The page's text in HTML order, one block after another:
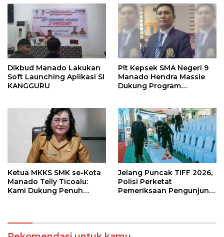
Dikbud Manado Lakukan
Soft Launching Aplikasi SI
KANGGURU
Plt Kepsek SMA Negeri 9
Manado Hendra Massie
Dukung Program
Ketua MKKS SMK se-Kota
Manado Telly Ticoalu:
Kami Dukung Penuh
Jelang Puncak TIFF 2026,
Polisi Perketat
Pemeriksaan Pengunjung